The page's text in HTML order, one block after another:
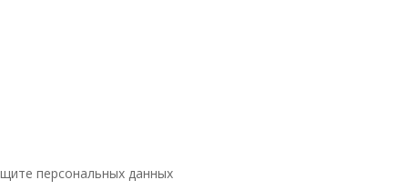
персональных данных